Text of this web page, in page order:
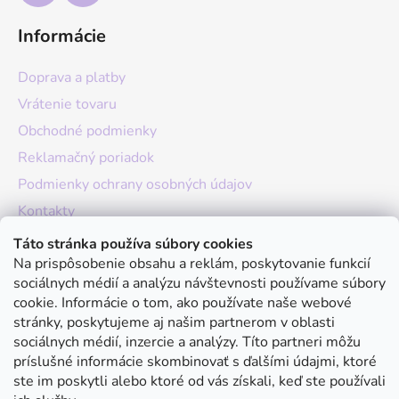
Táto stránka používa súbory cookies
Na prispôsobenie obsahu a reklám, poskytovanie funkcií
sociálnych médií a analýzu návštevnosti používame súbory
cookie. Informácie o tom, ako používate naše webové
stránky, poskytujeme aj našim partnerom v oblasti
sociálnych médií, inzercie a analýzy. Títo partneri môžu
príslušné informácie skombinovať s ďalšími údajmi, ktoré
ste im poskytli alebo ktoré od vás získali, keď ste používali
Informácie
Doprava a platby
Vrátenie tovaru
Obchodné podmienky
Reklamačný poriadok
Podmienky ochrany osobných údajov
Kontakty
O nás
Hodnotenie obchodu
Moja objednávka
Instagram